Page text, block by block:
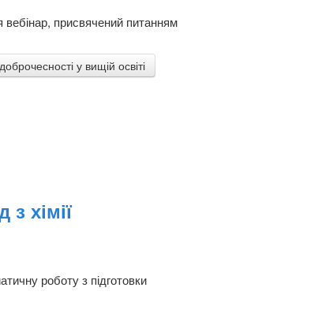
присвячений питанням
у вищій освіті
хімії
роботу з підготовки